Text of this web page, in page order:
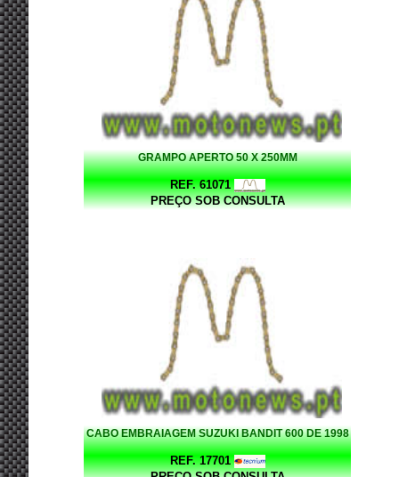
GRAMPO APERTO 50 X 250MM
REF. 61071
PREÇO SOB CONSULTA
CABO EMBRAIAGEM SUZUKI BANDIT 600 DE 1998
REF. 17701